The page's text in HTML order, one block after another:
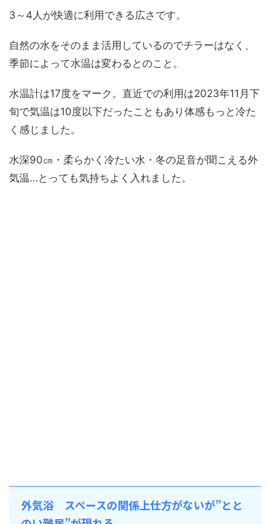
3～4人が快適に利用できる広さです。
自然の水をそのまま活用しているのでチラーはなく、
季節によって水温は変わるとのこと。
水温計は17度をマーク。直近での利用は2023年11月下
旬で気温は10度以下だったこともあり体感もっと冷た
く感じました。
水深90㎝・柔らかく冷たい水・冬の足音が聞こえる外
気温…とっても気持ちよく入れました。
外気浴 スペースの関係上仕方がないが”とと